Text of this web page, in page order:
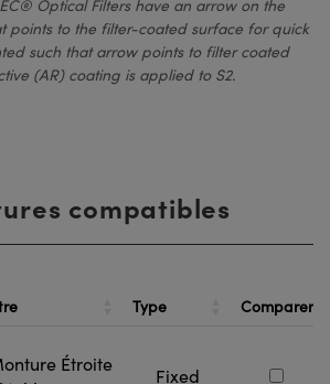
Optical Filters have an arrow on the
points to the filter-coated surface for quick
such that arrow points to filter coated
(AR) coating is applied to S2.
compatibles
Type Comparer
Étroite
Fixed